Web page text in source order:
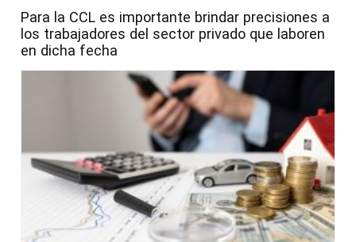
Para la CCL es importante brindar precisiones a
los trabajadores del sector privado que laboren
en dicha fecha